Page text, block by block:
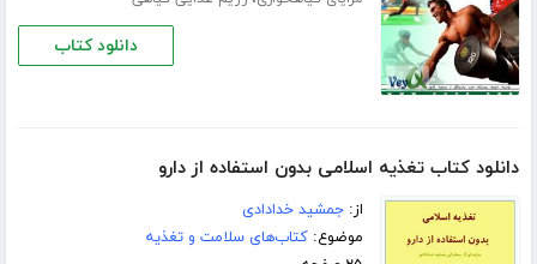
دانلود کتاب
دانلود کتاب تغذیه اسلامی بدون استفاده از دارو
از:جمشید خدادادی
موضوع:کتاب‌های سلامت و تغذیه